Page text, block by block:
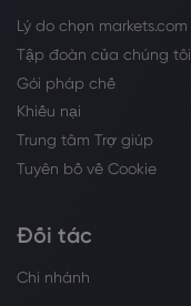
Lý do chọn markets.com
Tập đoàn của chúng tôi
Gói pháp chế
Khiếu nại
Trung tâm Trợ giúp
Tuyên bố về Cookie
Đối tác
Chi nhánh